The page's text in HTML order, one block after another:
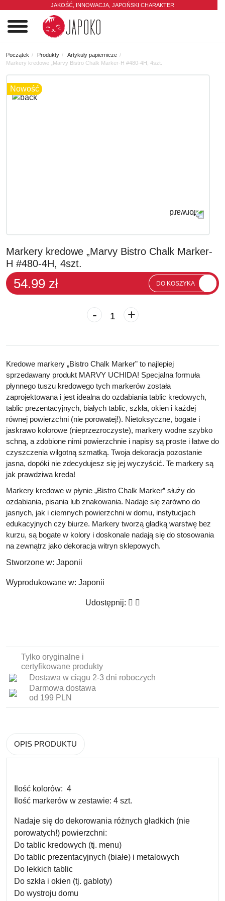
JAKOŚĆ, INNOWACJA, JAPOŃSKI CHARAKTER
Początek Produkty
Artykuły papiernicze
Markery kredowe „Marvy Bistro Chalk Marker-H #480-4H, 4szt.
Nowość
Markery kredowe „Marvy Bistro Chalk Marker-
H #480-4H, 4szt.
54.99 zł DO KOSZYKA
- +
Kredowe markery „Bistro Chalk Marker” to najlepiej
sprzedawany produkt MARVY UCHIDA! Specjalna formuła
płynnego tuszu kredowego tych markerów została
zaprojektowana i jest idealna do ozdabiania tablic kredowych,
tablic prezentacyjnych, białych tablic, szkła, okien i każdej
równej powierzchni (nie porowatej!). Nietoksyczne, bogate i
jaskrawo kolorowe (nieprzezroczyste), markery wodne szybko
schną, a zdobione nimi powierzchnie i napisy są proste i łatwe do
czyszczenia wilgotną szmatką. Twoja dekoracja pozostanie
jasna, dopóki nie zdecydujesz się jej wyczyścić. Te markery są
jak prawdziwa kreda!
Markery kredowe w płynie „Bistro Chalk Marker” służy do
ozdabiania, pisania lub znakowania. Nadaje się zarówno do
jasnych, jak i ciemnych powierzchni w domu, instytucjach
edukacyjnych czy biurze. Markery tworzą gładką warstwę bez
kurzu, są bogate w kolory i doskonale nadają się do stosowania
na zewnątrz jako dekoracja witryn sklepowych.
Stworzone w: Japonii
Wyprodukowane w: Japonii
Udostępnij:
Tylko oryginalne i
certyfikowane produkty
Dostawa w ciągu 2-3 dni roboczych
Darmowa dostawa
od 199 PLN
OPIS PRODUKTU
Ilość kolorów: 4
Ilość markerów w zestawie: 4 szt.
Nadaje się do dekorowania różnych gładkich (nie
porowatych!) powierzchni:
Do tablic kredowych (tj. menu)
Do tablic prezentacyjnych (białe) i metalowych
Do lekkich tablic
Do szkła i okien (tj. gabloty)
Do wystroju domu